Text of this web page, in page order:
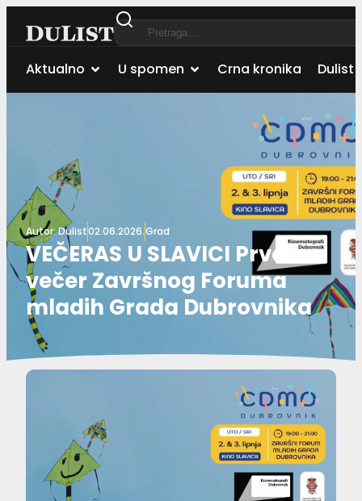
Aktualno U spomen Crna kronika Dulist
Autor:Dulist02.06.2026.Grad
VEČERAS U SLAVICI Prva
večer Završnog Foruma
mladih Grada Dubrovnika